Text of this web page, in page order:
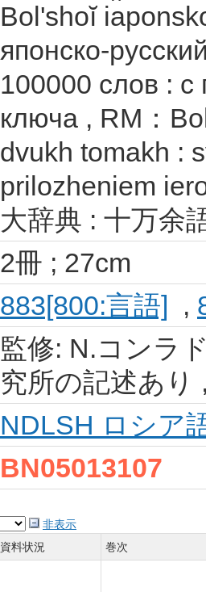
Bolʹshoĭ
японско-
100000 слов :
ключа , RM：
dvukh tomakh :
prilozheniem
大辞典 : 十万余
2冊 ; 27cm
883[800:言語] ,
監修: N.コンラ
究所の記述あり
NDLSH ロシア
BN05013107
非表示
資料状況 巻次